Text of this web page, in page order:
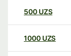
500 UZS
1000 UZS